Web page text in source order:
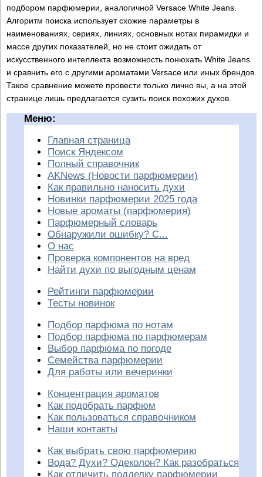
подбором парфюмерии, аналогичной Versace White Jeans.
Алгоритм поиска использует схожие параметры в
наименованиях, сериях, линиях, основных нотах пирамидки и
массе других показателей, но не стоит ожидать от
искусственного интеллекта возможность понюхать White Jeans
и сравнить его с другими ароматами Versace или иных брендов.
Такое сравнение можете провести только лично вы, а на этой
странице лишь предлагается сузить поиск похожих духов.
Меню:
Главная страница
Поиск Яндексом
Полный справочник
AKNews (Новости парфюмерии)
Как правильно наносить духи
Новинки парфюмерии 2025 года
Новые ароматы (парфюмерия)
Парфюмерный словарь
Обнаружили ошибку? С...
О нас
Проверка компонентов на вред
Найти духи по выгодным ценам
Рейтинги парфюмерии
Тесты новинок
Подбор парфюма по нотам
Подбор парфюма по парфюмерам
Выбор парфюма по погоде
Семейства парфюмерии
Для работы или вечеринки
Концентрация ароматов
Как подобрать парфюм
Как пользоваться справочником
Наши контакты
Как выбрать свою парфюмерию
Вода? Духи? Одеколон? Как разобраться
Как отличить подделку парфюмерии